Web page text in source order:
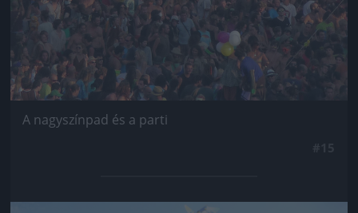
A nagyszínpad és a parti